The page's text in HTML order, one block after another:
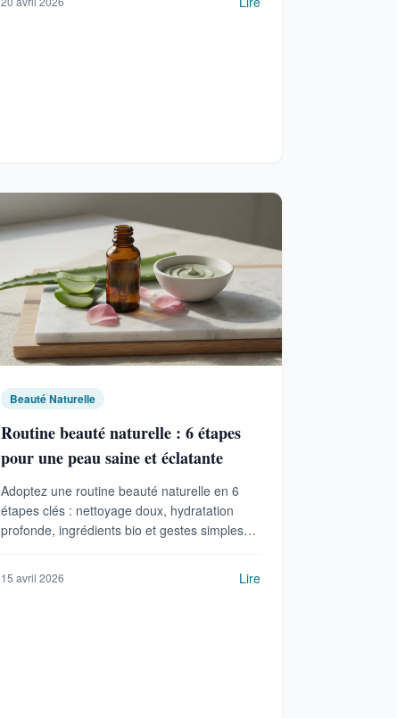
Beauté Naturelle
Routine beauté naturelle : 6 étapes
pour une peau saine et éclatante
Adoptez une routine beauté naturelle en 6
étapes clés : nettoyage doux, hydratation
profonde, ingrédients bio et gestes simples
15 avril 2026 Lire